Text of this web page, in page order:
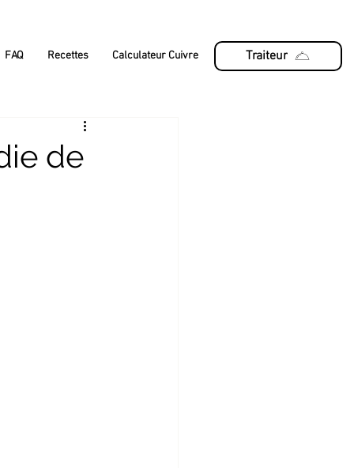
FAQ Recettes Calculateur Cuivre Traiteur
de